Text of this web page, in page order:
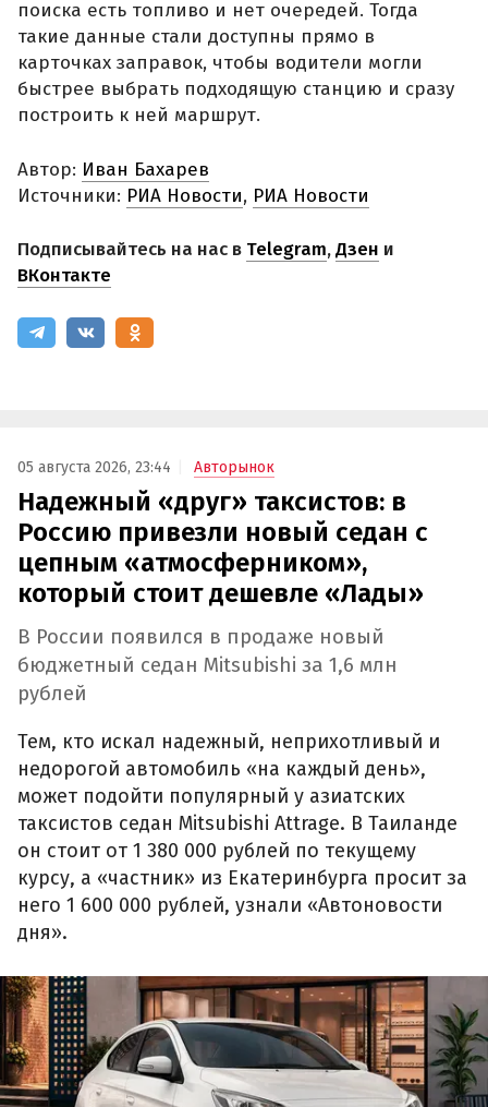
поиска есть топливо и нет очередей. Тогда
такие данные стали доступны прямо в
карточках заправок, чтобы водители могли
быстрее выбрать подходящую станцию и сразу
построить к ней маршрут.
Автор: Иван Бахарев
Источники: РИА Новости, РИА Новости
Подписывайтесь на нас в Telegram,Дзен и
ВКонтакте
05 августа 2026, 23:44 Авторынок
Надежный «друг» таксистов: в
Россию привезли новый седан с
цепным «атмосферником»,
который стоит дешевле «Лады»
В России появился в продаже новый
бюджетный седан Mitsubishi за 1,6 млн
рублей
Тем, кто искал надежный, неприхотливый и
недорогой автомобиль «на каждый день»,
может подойти популярный у азиатских
таксистов седан Mitsubishi Attrage. В Таиланде
он стоит от 1 380 000 рублей по текущему
курсу, а «частник» из Екатеринбурга просит за
него 1 600 000 рублей, узнали «Автоновости
дня».